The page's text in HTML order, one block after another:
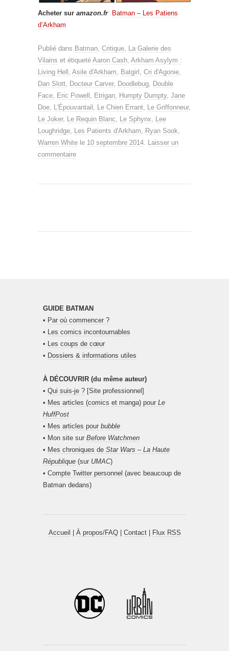
Acheter sur amazon.fr
Batman – Les Patiens
d’Arkham
Publié dans Batman, Critique, La Galerie des
Vilains et étiqueté Aaron Cash, Arkham Asylym :
Living Hell , Asile d'Arkham, Batgirl , Cri d'Agonie,
Dan Slott, Docteur Carver, Doodlebug, Double
Face, Eric Powell , Etrigan, Humpty Dumpty, Jane
Doe, L'Épouvantail , Le Chien Errant, Le Griffonneur,
Le Joker, Le Requin Blanc, Le Sphynx, Lee
Loughridge, Les Patients d'Arkham, Ryan Sook,
Warren White le 10 septembre 2014. Laisser un
commentaire
GUIDE BATMAN
• Par où commencer ?
• Les comics incontournables
• Les coups de cœur
• Dossiers & informations utiles
À DÉCOUVRIR (du même auteur)
• Qui suis-je ? [Site professionnel]
• Mes articles (comics et manga) pour Le
HuffPost
• Mes articles pour bubble
• Mon site sur Before Watchmen
• Mes chroniques de Star Wars – La Haute
République (sur UMAC)
• Compte Twitter personnel (avec beaucoup de
Batman dedans)
Accueil À propos/FAQ| Contact| Flux RSS